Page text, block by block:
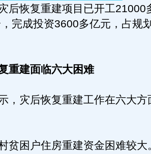
后恢复重建项目已开工21000
完成投资3600多亿元，占规
重建面临六大困难
灾后恢复重建工作在六大方
户住房重建资金困难较大